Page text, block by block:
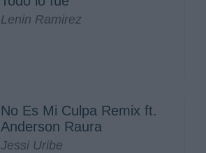
Lenin Ramirez
No Es Mi Culpa Remix ft.
Anderson Raura
Jessi Uribe